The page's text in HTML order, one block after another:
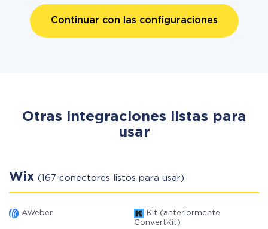
Continuar con las configuraciones
Otras integraciones listas para
usar
Wix (167 conectores listos para usar)
AWeber
Kit (anteriormente
ConvertKit)